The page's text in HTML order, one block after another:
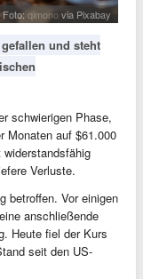
Foto:qimonovia Pixabay
und steht
schwierigen Phase,
Monaten auf $61.000
Verluste.
betroffen. Vor einigen
anschließende
Heute fiel der Kurs
seit den US-